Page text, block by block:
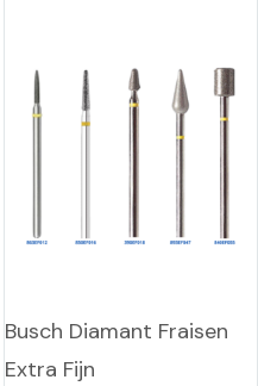
Busch Diamant Fraisen
Extra Fijn